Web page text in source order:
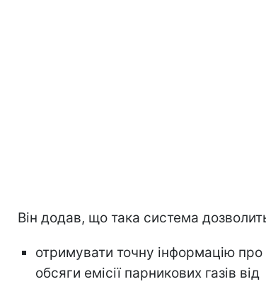
Він додав, що така система
отримувати точну інформацію про
обсяги емісії парникових газів від